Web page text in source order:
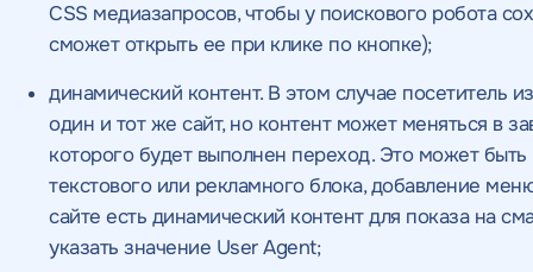
CSS медиазапросов, чтобы у поискового робота
сможет открыть ее при клике по кнопке);
динамический контент. В этом случае посетитель
один и тот же сайт, но контент может меняться в
которого будет выполнен переход. Это может
текстового или рекламного блока, добавление
сайте есть динамический контент для показа на
указать значение User Agent;